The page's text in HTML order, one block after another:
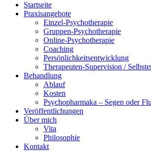
Startseite
Praxisangebote
Einzel-Psychotherapie
Gruppen-Psychotherapie
Online-Psychotherapie
Coaching
Persönlichkeitsentwicklung
Therapeuten-Supervision /
Behandlung
Ablauf
Kosten
Psychopharmaka – Segen oder
Veröffentlichungen
Über mich
Vita
Philosophie
Kontakt